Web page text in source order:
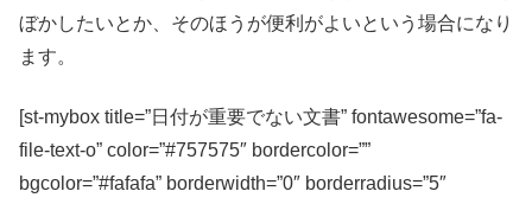
ぼかしたいとか、そのほうが便利がよいという場合になり
ます。
[st-mybox title=”日付が重要でない文書” fontawesome=”fa-
file-text-o” color=”#757575″ bordercolor=””
bgcolor=”#fafafa” borderwidth=”0″ borderradius=”5″